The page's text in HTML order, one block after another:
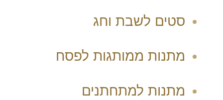
סטים לשבת וחג
מתנות ממותגות לפסח
מתנות למתחתנים